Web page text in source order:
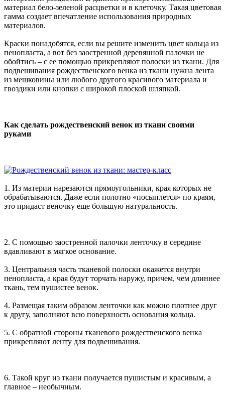
материал бело-зеленой расцветки и в клеточку. Такая цветовая
гамма создает впечатление использования природных
материалов.
Краски понадобятся, если вы решите изменить цвет кольца из
пенопласта, а вот без заостренной деревянной палочки не
обойтись – с ее помощью прикрепляют полоски из ткани. Для
подвешивания рождественского венка из ткани нужна лента
из мешковины или любого другого красивого материала и
гвоздики или кнопки с широкой плоской шляпкой.
Как сделать рождественский венок из ткани своими
руками
1. Из материи нарезаются прямоугольники, края которых не
обрабатываются. Даже если полотно «посыплется» по краям,
это придаст веночку еще большую натуральность.
2. С помощью заостренной палочки ленточку в середине
вдавливают в мягкое основание.
3. Центральная часть тканевой полоски окажется внутри
пенопласта, а края будут торчать наружу, причем, чем длиннее
ткань, тем пушистее венок.
4. Размещая таким образом ленточки как можно плотнее друг
к другу, заполняют всю поверхность основания кольца.
5. С обратной стороны тканевого рождественского венка
прикрепляют ленту для подвешивания.
6. Такой круг из ткани получается пушистым и красивым, а
главное – необычным.